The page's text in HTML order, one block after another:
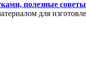
полезные советы
для